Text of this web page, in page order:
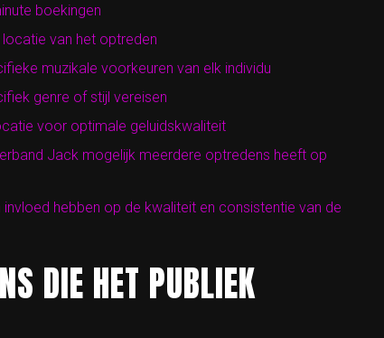
boekingen
locatie van het optreden
muzikale voorkeuren van elk individu
genre of stijl vereisen
voor optimale geluidskwaliteit
Jack mogelijk meerdere optredens heeft op
hebben op de kwaliteit en consistentie van de
DIE HET PUBLIEK